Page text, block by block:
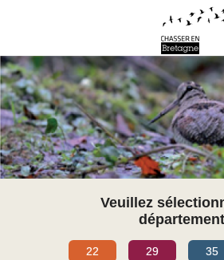
Veuillez
département
22 29 35